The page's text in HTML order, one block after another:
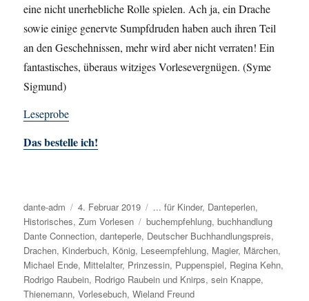
eine nicht unerhebliche Rolle spielen. Ach ja, ein Drache
sowie einige genervte Sumpfdruden haben auch ihren Teil
an den Geschehnissen, mehr wird aber nicht verraten! Ein
fantastisches, überaus witziges Vorlesevergnügen. (Syme
Sigmund)
Leseprobe
Das bestelle ich!
Autor
dante-adm
Veröffentlicht
am
4. Februar 2019 Kategorien
... für Kinder, Danteperlen,
Historisches,Zum Vorlesen Schlagwörter
buchempfehlung,buchhandlung
Dante Connection,danteperle, Deutscher Buchhandlungspreis,
Drachen, Kinderbuch, König, Leseempfehlung, Magier, Märchen,
Michael Ende, Mittelalter, Prinzessin, Puppenspiel, Regina Kehn,
Rodrigo Raubein, Rodrigo Raubein und Knirps,sein Knappe,
Thienemann,Vorlesebuch,Wieland Freund